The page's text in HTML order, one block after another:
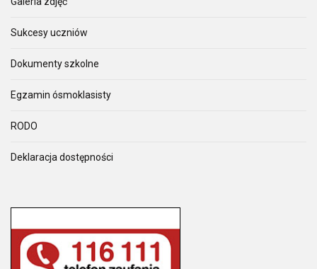
Sukcesy uczniów
Dokumenty szkolne
Egzamin ósmoklasisty
RODO
Deklaracja dostępności